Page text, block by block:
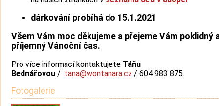
dárkování probíhá do 15.1.2021
Všem Vám moc děkujeme a přejeme Vám poklidný
příjemný Vánoční čas.
Pro více informací kontaktujete Táňu
Bednářovou / tana@wontanara.cz / 604 983 875.
Fotogalerie